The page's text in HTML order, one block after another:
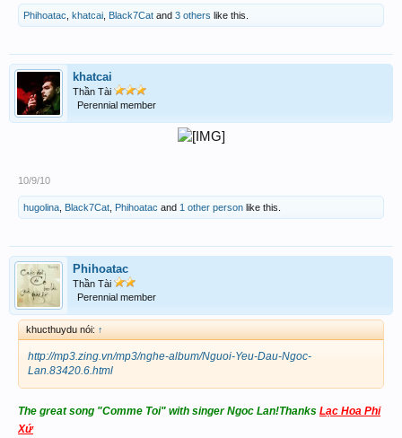
Phihoatac khatcai Black7Cat and 3 others like this.
khatcai
Thần Tài
Perennial member
10/9/10
hugolina Black7Cat Phihoatac and 1 other person like this.
Phihoatac
Thần Tài
Perennial member
khucthuydu nói: ↑
http://mp3.zing.vn/mp3/nghe-album/Nguoi-Yeu-Dau-Ngoc-
Lan.83420.6.html
The great song "Comme Toi" with singer Ngoc Lan!Thanks Lạc Hoa Phi
Xứ